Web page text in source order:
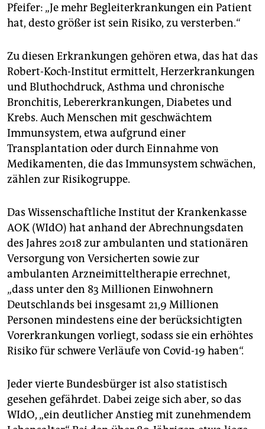
Pfeifer: „Je mehr Begleiterkrankungen ein Patient
hat, desto größer ist sein Risiko, zu versterben.“
Zu diesen Erkrankungen gehören etwa, das hat das
Robert-Koch-Institut ermittelt, Herzerkrankungen
und Bluthochdruck, Asthma und chronische
Bronchitis, Lebererkrankungen, Diabetes und
Krebs. Auch Menschen mit geschwächtem
Immunsystem, etwa aufgrund einer
Transplantation oder durch Einnahme von
Medikamenten, die das Immunsystem schwächen,
zählen zur Risikogruppe.
Das Wissenschaftliche Institut der Krankenkasse
AOK (WIdO) hat anhand der Abrechnungsdaten
des Jahres 2018 zur ambulanten und stationären
Versorgung von Versicherten sowie zur
ambulanten Arzneimitteltherapie errechnet,
„dass unter den 83 Millionen Einwohnern
Deutschlands bei insgesamt 21,9 Millionen
Personen mindestens eine der berücksichtigten
Vorerkrankungen vorliegt, sodass sie ein erhöhtes
Risiko für schwere Verläufe von Covid-19 haben“.
Jeder vierte Bundesbürger ist also statistisch
gesehen gefährdet. Dabei zeige sich aber, so das
WIdO, „ein deutlicher Anstieg mit zunehmendem